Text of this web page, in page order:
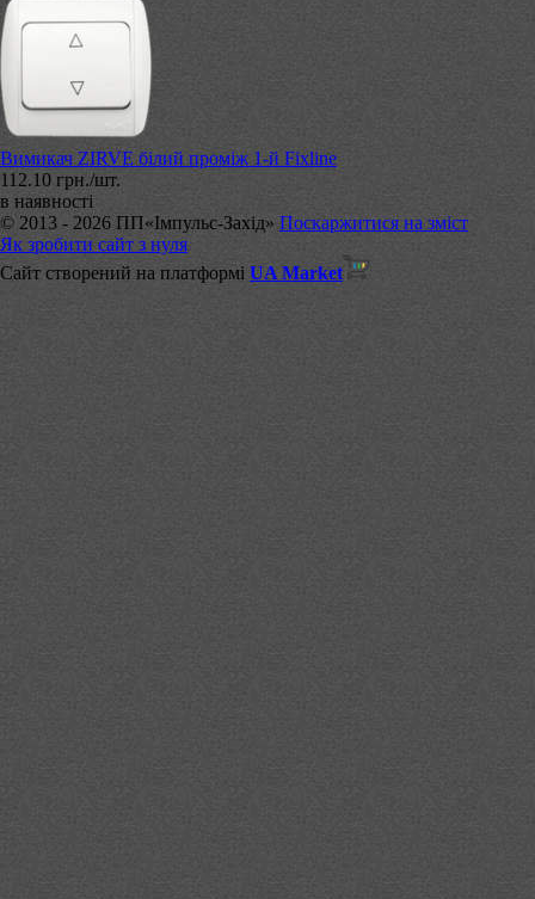
Вимикач ZIRVE білий проміж 1-й Fixline
112.10 грн./шт.
в наявності
© 2013 - 2026 ПП«Імпульс-Захід» Поскаржитися на зміст
Як зробити сайт з нуля
Сайт створений на платформі UA Market